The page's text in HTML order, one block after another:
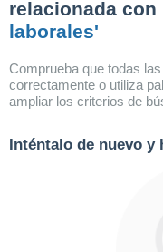
relacionada con
laborales'
Comprueba que todas
correctamente o utiliza
ampliar los criterios de
Inténtalo de nuevo y